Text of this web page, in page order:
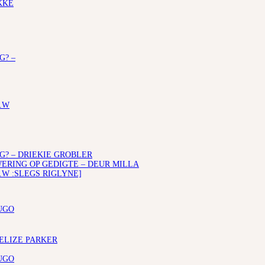
–
– DRIEKIE GROBLER
OP GEDIGTE – DEUR MILLA
:SLEGS RIGLYNE]
PARKER